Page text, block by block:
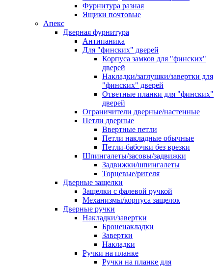
Фурнитура разная
Ящики почтовые
Апекс
Дверная фурнитура
Антипаника
Для "финских" дверей
Корпуса замков для "финских"
дверей
Накладки/заглушки/завертки для
"финских" дверей
Ответные планки для "финских"
дверей
Ограничители дверные/настенные
Петли дверные
Ввертные петли
Петли накладные обычные
Петли-бабочки без врезки
Шпингалеты/засовы/задвижки
Задвижки/шпингалеты
Торцевые/ригеля
Дверные защелки
Защелки с фалевой ручкой
Механизмы/корпуса защелок
Дверные ручки
Накладки/завертки
Броненакладки
Завертки
Накладки
Ручки на планке
Ручки на планке для